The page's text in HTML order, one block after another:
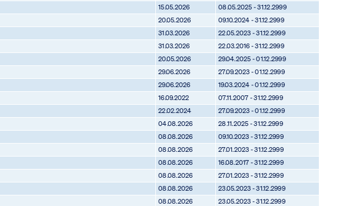
15.05.2026
08.05.2025 - 31.12.2999
20.05.2026
09.10.2024 - 31.12.2999
31.03.2026
22.05.2023 - 31.12.2999
31.03.2026
22.03.2016 - 31.12.2999
20.05.2026
29.04.2025 - 01.12.2999
29.06.2026
27.09.2023 - 01.12.2999
29.06.2026
19.03.2024 - 01.12.2999
16.09.2022
07.11.2007 - 31.12.2999
22.02.2024
27.09.2023 - 01.12.2999
04.08.2026
28.11.2025 - 31.12.2999
08.08.2026
09.10.2023 - 31.12.2999
08.08.2026
27.01.2023 - 31.12.2999
08.08.2026
16.08.2017 - 31.12.2999
08.08.2026
27.01.2023 - 31.12.2999
08.08.2026
23.05.2023 - 31.12.2999
08.08.2026
23.05.2023 - 31.12.2999